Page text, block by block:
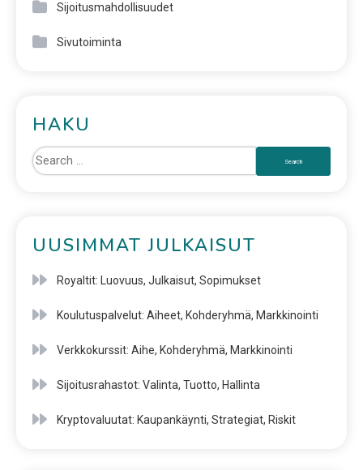
Sijoitusmahdollisuudet
Sivutoiminta
HAKU
UUSIMMAT JULKAISUT
Royaltit: Luovuus, Julkaisut, Sopimukset
Koulutuspalvelut: Aiheet, Kohderyhmä, Markkinointi
Verkkokurssit: Aihe, Kohderyhmä, Markkinointi
Sijoitusrahastot: Valinta, Tuotto, Hallinta
Kryptovaluutat: Kaupankäynti, Strategiat, Riskit